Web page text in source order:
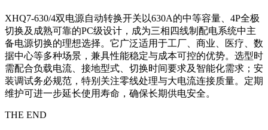
XHQ7-630/4双电源自动转换开关以630A的中等容量、4P全极
切换及成熟可靠的PC级设计，成为三相四线制配电系统中主
备电源切换的理想选择。它广泛适用于工厂、商业、医疗、数
据中心等多种场景，兼具性能稳定与成本可控的优势。选型时
需配合负载电流、接地型式、切换时间要求及智能化需求；安
装调试务必规范，特别关注零线处理与大电流连接质量。定期
维护可进一步延长使用寿命，确保长期供电安全。
THE END